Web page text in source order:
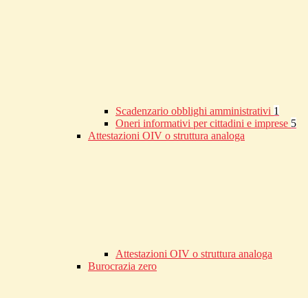
Scadenzario obblighi amministrativi 1
Oneri informativi per cittadini e imprese 5
Attestazioni OIV o struttura analoga
Attestazioni OIV o struttura analoga
Burocrazia zero